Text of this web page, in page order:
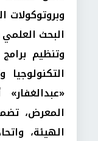
البحث العلمي
وتنظيم
المعرض،
الهيئة،